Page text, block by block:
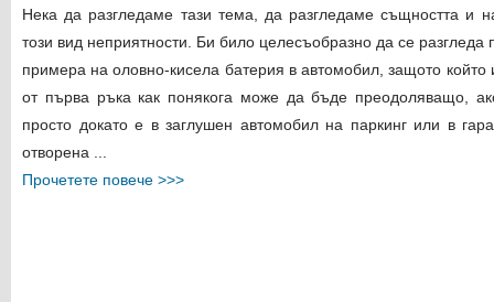
Нека да разгледаме тази тема, да разгледаме същността и
този вид неприятности. Би било целесъобразно да се
примера на оловно-кисела батерия в автомобил, защото който
от първа ръка как понякога може да бъде преодоляващо,
просто докато е в заглушен автомобил на паркинг или в
отворена ...
Прочетете повече >>>